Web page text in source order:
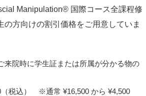
Manipulation® 国際コース全課程修
の方向けの割引価格をご用意していま
来院時に学生証または所属が分かる物の
（税込） ※通常 ¥16,500 から ¥4,500